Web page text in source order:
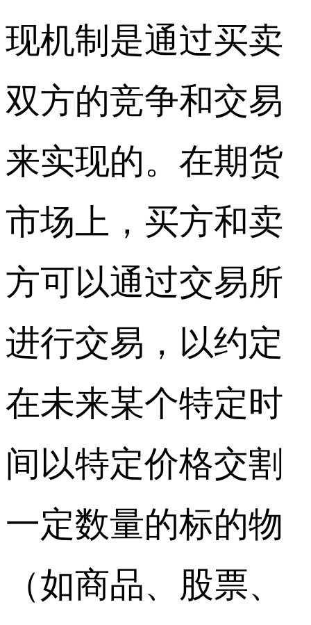
现机制是通过买卖
双方的竞争和交易
来实现的。在期货
市场上，买方和卖
方可以通过交易所
进行交易，以约定
在未来某个特定时
间以特定价格交割
一定数量的标的物
（如商品、股票、